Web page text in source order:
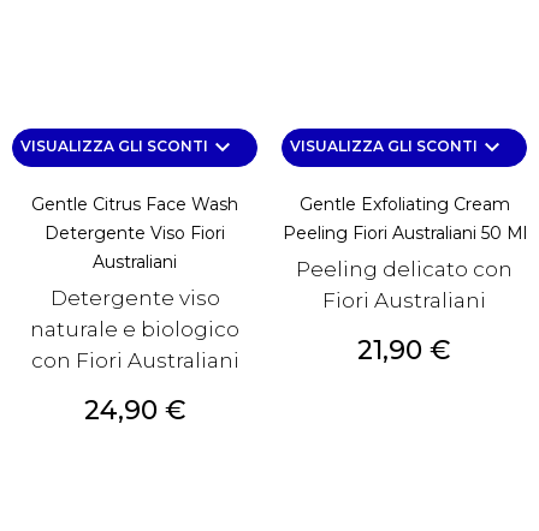
VISUALIZZA GLI SCONTI keyboard_arrow_down
Gentle Citrus Face Wash
Detergente Viso Fiori
Australiani
Detergente viso
naturale e biologico
con Fiori Australiani
Prezzo
24,90 €
VISUALIZZA GLI SCONTI keyboard_arrow_down
Gentle Exfoliating Cream
Peeling Fiori Australiani 50 Ml
Peeling delicato con
Fiori Australiani
Prezzo
21,90 €